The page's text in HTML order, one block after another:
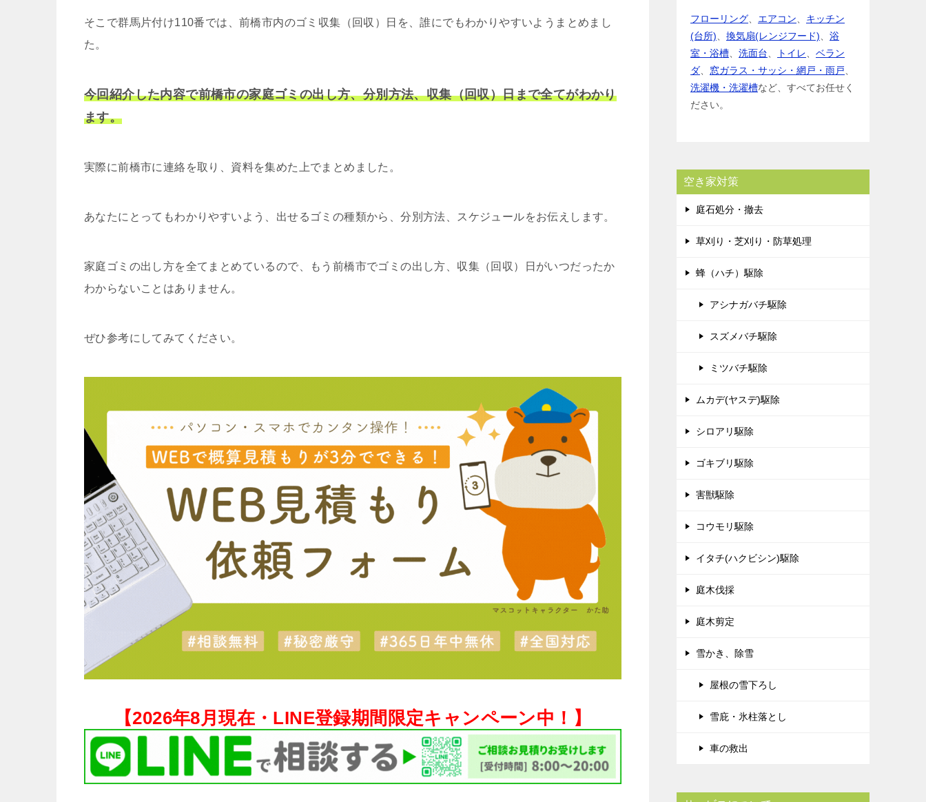
そこで群馬片付け110番では、前橋市内のゴミ収集（回収）日を、誰にでもわかりやすいようまとめまし
た。
今回紹介した内容で前橋市の家庭ゴミの出し方、分別方法、収集（回収）日まで全てがわかり
ます。
実際に前橋市に連絡を取り、資料を集めた上でまとめました。
あなたにとってもわかりやすいよう、出せるゴミの種類から、分別方法、スケジュールをお伝えします。
家庭ゴミの出し方を全てまとめているので、もう前橋市でゴミの出し方、収集（回収）日がいつだったか
わからないことはありません。
ぜひ参考にしてみてください。
【2026年8月現在・ LINE登録期間限定キャンペーン中！】
フローリング エアコン
キッチン
(台所)
換気扇(レンジフード)
浴
室・浴槽
洗面台 トイレ
ベラン
ダ
窓ガラス・サッシ・網戸・雨戸
洗濯機・洗濯槽など、すべてお任せく
ださい。
空き家対策
庭石処分・撤去
草刈り・芝刈り・防草処理
蜂（ハチ）駆除
アシナガバチ駆除
スズメバチ駆除
ミツバチ駆除
ムカデ(ヤスデ)駆除
シロアリ駆除
ゴキブリ駆除
害獣駆除
コウモリ駆除
イタチ(ハクビシン)駆除
庭木伐採
庭木剪定
雪かき、除雪
屋根の雪下ろし
雪庇・氷柱落とし
車の救出